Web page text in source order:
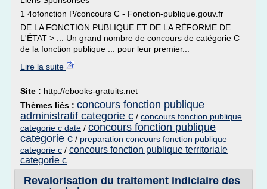
1 4ofonction P/concours C - Fonction-publique.gouv.fr
DE LA FONCTION PUBLIQUE ET DE LA RÉFORME DE
L'ÉTAT > ... Un grand nombre de concours de catégorie C
de la fonction publique ... pour leur premier...
Lire la suite
Site : http://ebooks-gratuits.net
Thèmes liés : concours fonction publique
administratif categorie c / concours fonction publique
categorie c date / concours fonction publique
categorie c / preparation concours fonction publique
categorie c / concours fonction publique territoriale
categorie c
Revalorisation du traitement indiciaire des